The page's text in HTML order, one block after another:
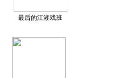
最后的江湖戏班